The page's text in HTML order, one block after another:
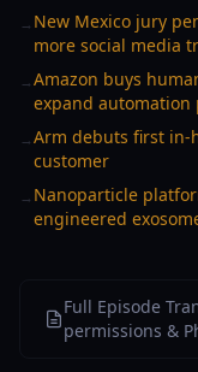
→ New Mexico jury
more social media
→Amazon buys
expand automation
→Arm debuts first in-
customer
→ Nanoparticle
engineered
Full Episode
permissions &